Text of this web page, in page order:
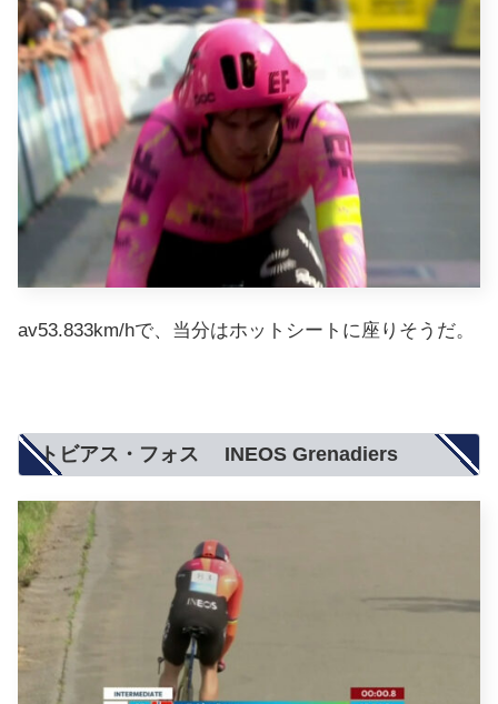
av53.833km/hで、当分はホットシートに座りそうだ。
トビアス・フォス INEOS Grenadiers